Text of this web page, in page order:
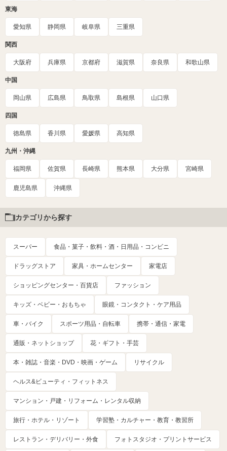
東海
愛知県 静岡県 岐阜県 三重県
関西
大阪府 兵庫県 京都府 滋賀県 奈良県 和歌山県
中国
岡山県 広島県 鳥取県 島根県 山口県
四国
徳島県 香川県 愛媛県 高知県
九州・沖縄
福岡県 佐賀県 長崎県 熊本県 大分県 宮崎県
鹿児島県 沖縄県
カテゴリから探す
スーパー 食品・菓子・飲料・酒・日用品・コンビニ
ドラッグストア 家具・ホームセンター 家電店
ショッピングセンター・百貨店 ファッション
キッズ・ベビー・おもちゃ 眼鏡・コンタクト・ケア用品
車・バイク スポーツ用品・自転車 携帯・通信・家電
通販・ネットショップ 花・ギフト・手芸
本・雑誌・音楽・DVD・映画・ゲーム リサイクル
ヘルス&ビューティ・フィットネス
マンション・戸建・リフォーム・レンタル収納
旅行・ホテル・リゾート 学習塾・カルチャー・教育・教習所
レストラン・デリバリー・外食 フォトスタジオ・プリントサービス